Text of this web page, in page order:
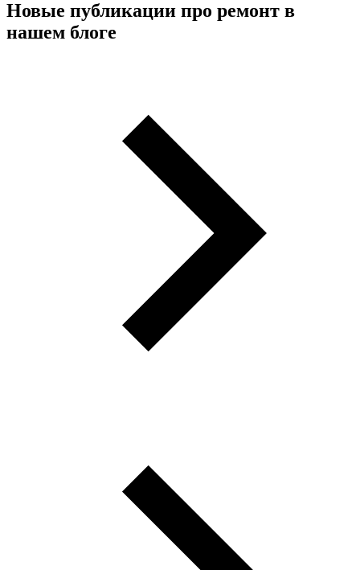
Новые публикации про ремонт в
нашем блоге